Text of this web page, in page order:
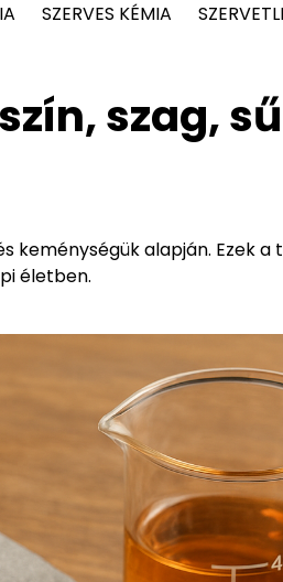
SZERVES KÉMIA
szag,
keménységük alapján. Ezek
életben.